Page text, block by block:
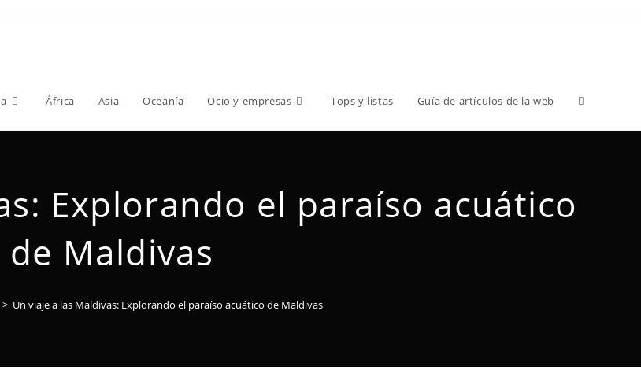
África Asia Oceanía Ocio y empresas Tops y listas Guía de artículos de la web
Explorando el paraíso acuático
de Maldivas
> Un viaje a las Maldivas: Explorando el paraíso acuático de Maldivas